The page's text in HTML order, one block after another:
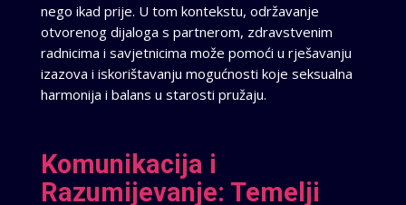
nego ikad prije. U tom kontekstu, održavanje
otvorenog dijaloga s partnerom, zdravstvenim
radnicima i savjetnicima može pomoći u rješavanju
izazova i iskorištavanju mogućnosti koje seksualna
harmonija i balans u starosti pružaju.
Komunikacija i
Razumijevanje: Temelji